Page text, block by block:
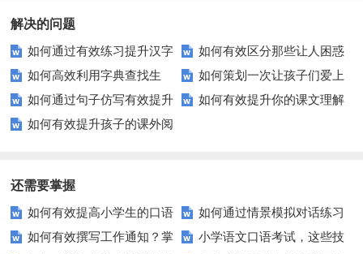
解决的问题
如何通过有效练习提升汉字
书写水平？
如何有效区分那些让人困惑
的形近字？
如何高效利用字典查找生
词？这些技巧你必须知道！
如何策划一次让孩子们爱上
语言的词语模仿秀？
如何通过句子仿写有效提升
写作技巧？
如何有效提升你的课文理解
如何有效提升孩子的课外阅
还需要掌握
如何有效提高小学生的口语
交际测试成绩？
如何通过情景模拟对话练习
提高你的沟通能力？
如何有效撰写工作通知？掌
小学语文口语考试，这些技